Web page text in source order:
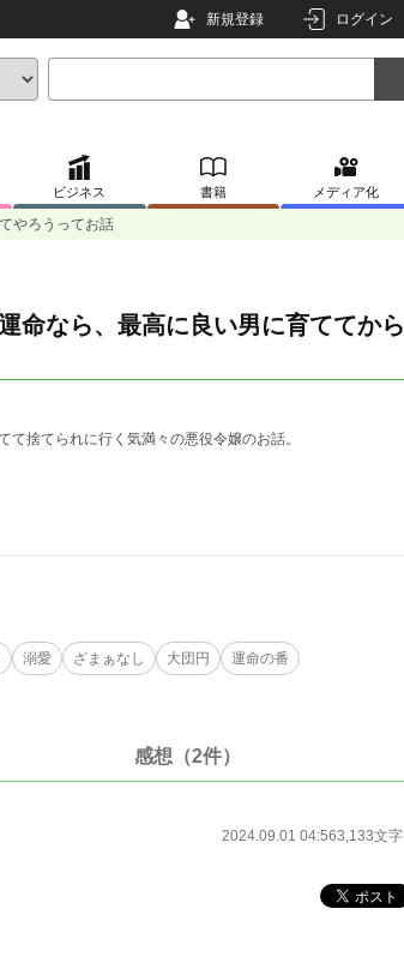
新規登録 ログイン
ビジネス 書籍 メディア化
やろうってお話
命なら、最高に良い男に育ててから
捨てられに行く気満々の悪役令嬢のお話。
溺愛 ざまぁなし 大団円 運命の番
感想（2件）
2024.09.01 04:563,133文字